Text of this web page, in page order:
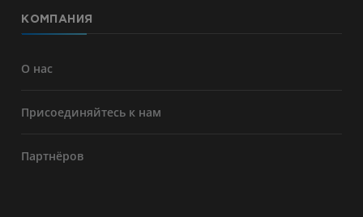
КОМПАНИЯ
О нас
Присоединяйтесь к нам
Партнёров